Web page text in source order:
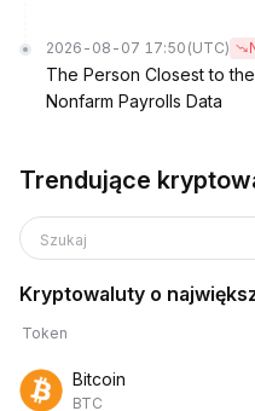
2026-08-07 17:50 (UTC)
The Person Closest to
Nonfarm Payrolls Data
Trendujące
Szukaj
Kryptowaluty o
Token
Bitcoin
BTC